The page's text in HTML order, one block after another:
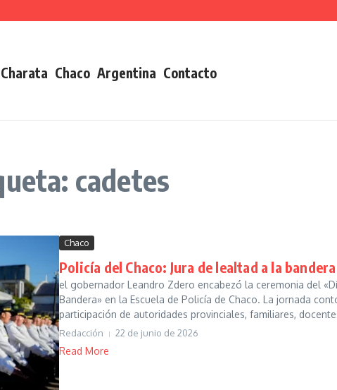
Charata Chaco Argentina Contacto
cadetes
Chaco
Policía del Chaco: Jura de lealtad a la bandera
el gobernador Leandro Zdero encabezó la ceremonia del
Bandera» en la Escuela de Policía de Chaco. La jornada
participación de autoridades provinciales, familiares,
Redacción 22 de junio de 2026
Read More